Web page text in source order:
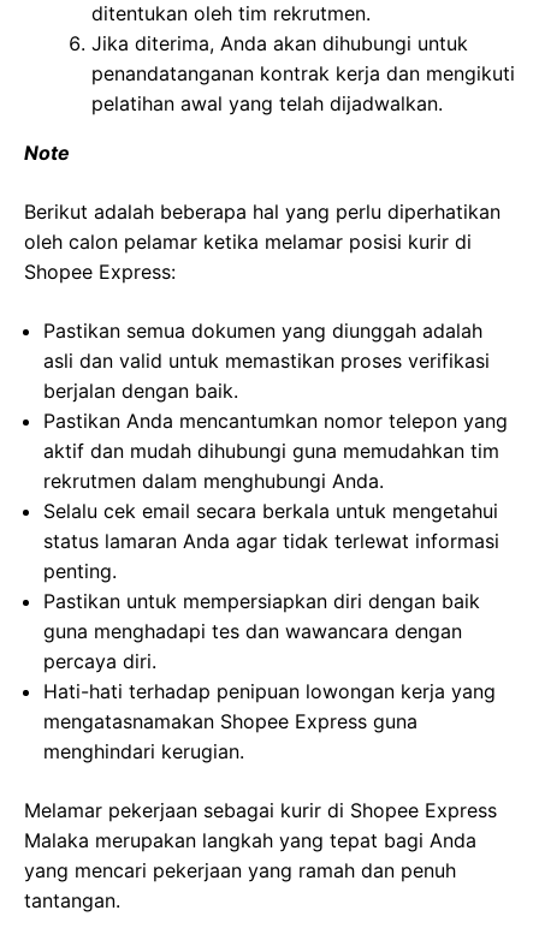
ditentukan oleh tim rekrutmen.
Jika diterima, Anda akan dihubungi untuk
penandatanganan kontrak kerja dan mengikuti
pelatihan awal yang telah dijadwalkan.
Note
Berikut adalah beberapa hal yang perlu diperhatikan
oleh calon pelamar ketika melamar posisi kurir di
Shopee Express:
Pastikan semua dokumen yang diunggah adalah
asli dan valid untuk memastikan proses verifikasi
berjalan dengan baik.
Pastikan Anda mencantumkan nomor telepon yang
aktif dan mudah dihubungi guna memudahkan tim
rekrutmen dalam menghubungi Anda.
Selalu cek email secara berkala untuk mengetahui
status lamaran Anda agar tidak terlewat informasi
penting.
Pastikan untuk mempersiapkan diri dengan baik
guna menghadapi tes dan wawancara dengan
percaya diri.
Hati-hati terhadap penipuan lowongan kerja yang
mengatasnamakan Shopee Express guna
menghindari kerugian.
Melamar pekerjaan sebagai kurir di Shopee Express
Malaka merupakan langkah yang tepat bagi Anda
yang mencari pekerjaan yang ramah dan penuh
tantangan.